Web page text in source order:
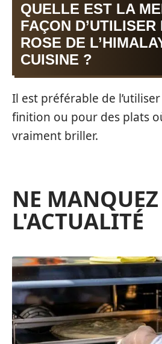
QUELLE EST LA
FAÇON
ROSE DE
CUISINE ?
Il est préférable de
finition ou pour des plats
vraiment briller.
NE
L'ACTUALITÉ